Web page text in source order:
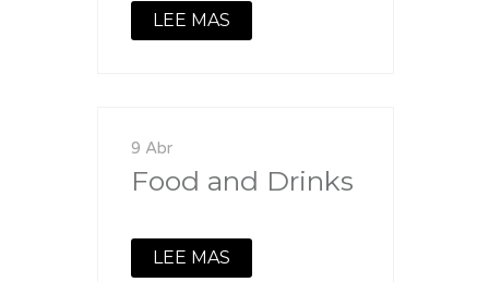
LEE MAS
9 Abr
Food and Drinks
LEE MAS